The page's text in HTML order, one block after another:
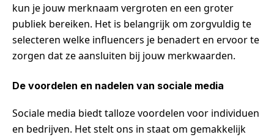
kun je jouw merknaam vergroten en een groter
publiek bereiken. Het is belangrijk om zorgvuldig te
selecteren welke influencers je benadert en ervoor te
zorgen dat ze aansluiten bij jouw merkwaarden.
De voordelen en nadelen van sociale media
Sociale media biedt talloze voordelen voor individuen
en bedrijven. Het stelt ons in staat om gemakkelijk